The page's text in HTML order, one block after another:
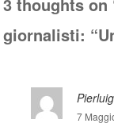
giornalisti:
7